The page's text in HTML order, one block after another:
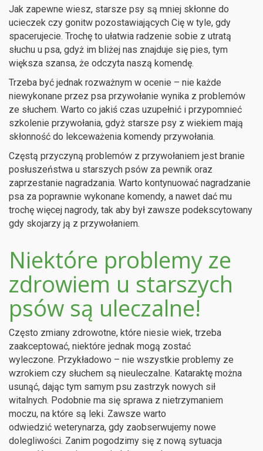
Jak zapewne wiesz, starsze psy są mniej skłonne do
ucieczek czy gonitw pozostawiających Cię w tyle, gdy
spacerujecie. Trochę to ułatwia radzenie sobie z utratą
słuchu u psa, gdyż im bliżej nas znajduje się pies, tym
większa szansa, że odczyta naszą komendę.
Trzeba być jednak rozważnym w ocenie – nie każde
niewykonane przez psa przywołanie wynika z problemów
ze słuchem. Warto co jakiś czas uzupełnić i przypomnieć
szkolenie przywołania, gdyż starsze psy z wiekiem mają
skłonność do lekceważenia komendy przywołania.
Częstą przyczyną problemów z przywołaniem jest branie
posłuszeństwa u starszych psów za pewnik oraz
zaprzestanie nagradzania. Warto kontynuować nagradzanie
psa za poprawnie wykonane komendy, a nawet dać mu
trochę więcej nagrody, tak aby był zawsze podekscytowany
gdy skojarzy ją z przywołaniem.
Niektóre problemy ze
zdrowiem u starszych
psów są uleczalne!
Często zmiany zdrowotne, które niesie wiek, trzeba
zaakceptować, niektóre jednak mogą zostać
wyleczone. Przykładowo – nie wszystkie problemy ze
wzrokiem czy słuchem są nieuleczalne. Kataraktę można
usunąć, dając tym samym psu zastrzyk nowych sił
witalnych. Podobnie ma się sprawa z nietrzymaniem
moczu, na które są leki. Zawsze warto
odwiedzić weterynarza, gdy zaobserwujemy nowe
dolegliwości. Zanim pogodzimy się z nową sytuacja